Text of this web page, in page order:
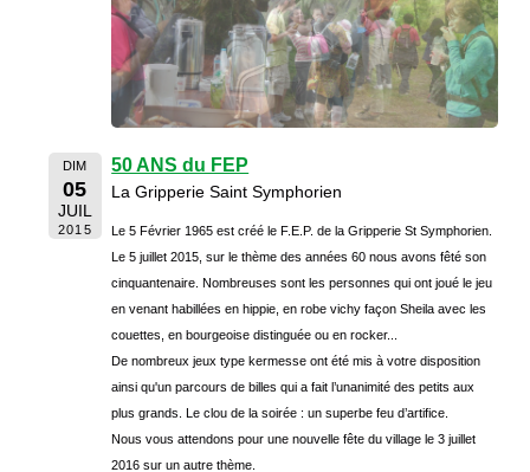
DIM
05
JUIL
2015
50 ANS du FEP
La Gripperie Saint Symphorien
Le 5 Février 1965 est créé le F.E.P. de la Gripperie St Symphorien.
Le 5 juillet 2015, sur le thème des années 60 nous avons fêté son
cinquantenaire. Nombreuses sont les personnes qui ont joué le jeu
en venant habillées en hippie, en robe vichy façon Sheila avec les
couettes, en bourgeoise distinguée ou en rocker...
De nombreux jeux type kermesse ont été mis à votre disposition
ainsi qu'un parcours de billes qui a fait l’unanimité des petits aux
plus grands. Le clou de la soirée : un superbe feu d’artifice.
Nous vous attendons pour une nouvelle fête du village le 3 juillet
2016 sur un autre thème.